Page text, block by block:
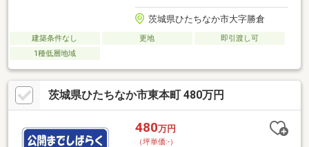
茨城県ひたちなか市大字勝倉
建築条件なし 更地
即引渡し可
1種低層地域
茨城県ひたちなか市東本町 480万円
480万円
（坪単価:-）